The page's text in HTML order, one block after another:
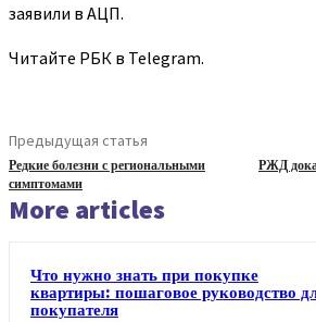
заявили в АЦП.
Читайте РБК в Telegram.
Предыдущая статья
Редкие болезни с региональными
симптомами
РЖД
More articles
Что нужно знать при покупке
квартиры: пошаговое руководство
покупателя